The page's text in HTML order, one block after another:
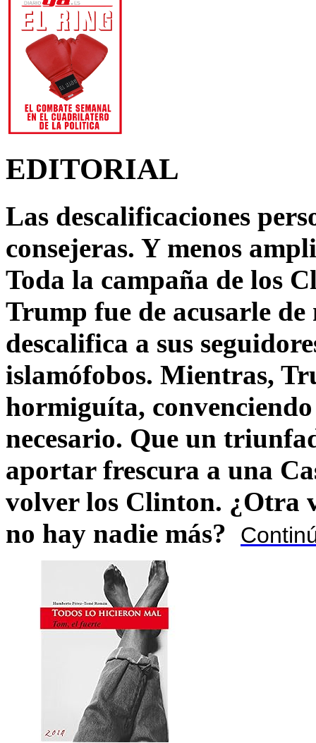
EDITORIAL
Las descalificaciones
consejeras. Y menos
Toda la campaña de los
Trump fue de acusarle
descalifica a sus
islamófobos. Mientras,
hormiguíta,
necesario. Que un
aportar frescura a una
volver los Clinton. ¿Otra
no hay nadie más?